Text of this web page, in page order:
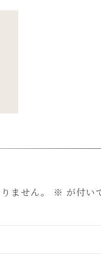
ません。 ※ が付い